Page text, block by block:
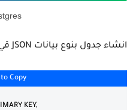
انشاء جدول بنوع بيانات JSON قي Postgres
Copy